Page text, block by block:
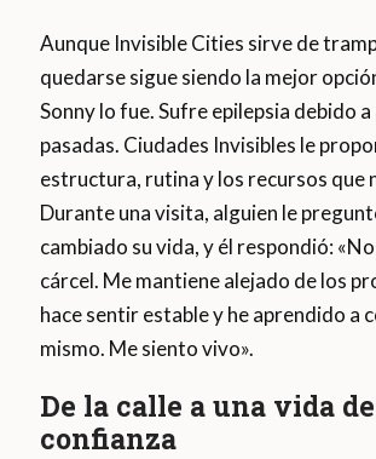
Aunque Invisible Cities sirve de
quedarse sigue siendo la mejor
Sonny lo fue. Sufre epilepsia debido
pasadas. Ciudades Invisibles le
estructura, rutina y los recursos que
Durante una visita, alguien le
cambiado su vida, y él respondió:
cárcel. Me mantiene alejado de los
hace sentir estable y he aprendido a
mismo. Me siento vivo».
De la calle a una vida de
confianza